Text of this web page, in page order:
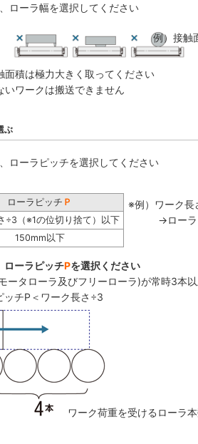
ローラ幅を選択してください
例）接触
面積は極力大きく取ってください
いワークは搬送できません
ぶ
ローラピッチを選択してください
ローラピッチ Ｐ
÷3（※1の位切り捨て）以下
150mm以下
※例）ワーク
→ローラ
ローラピッチPを選択ください
ータローラ及びフリーローラ)が常時3本
ッチP＜ワーク長さ÷3
ワーク荷重を受けるローラ